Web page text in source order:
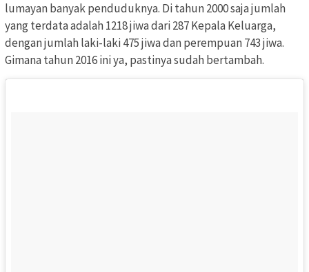
lumayan banyak penduduknya. Di tahun 2000 saja jumlah
yang terdata adalah 1218 jiwa dari 287 Kepala Keluarga,
dengan jumlah laki-laki 475 jiwa dan perempuan 743 jiwa.
Gimana tahun 2016 ini ya, pastinya sudah bertambah.